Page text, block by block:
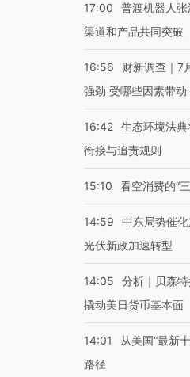
17:00
普渡机器人张
渠道和产品共同突破
16:56
财新调查｜7
强劲 受哪些因素带动
16:42 生态环境法
衔接与追责规则
15:10 看空消费的“
14:59
中东局势催
光伏新政加速转型
14:05
分析｜贝森
撬动美日货币基本面
14:01
从美国“最新
路径